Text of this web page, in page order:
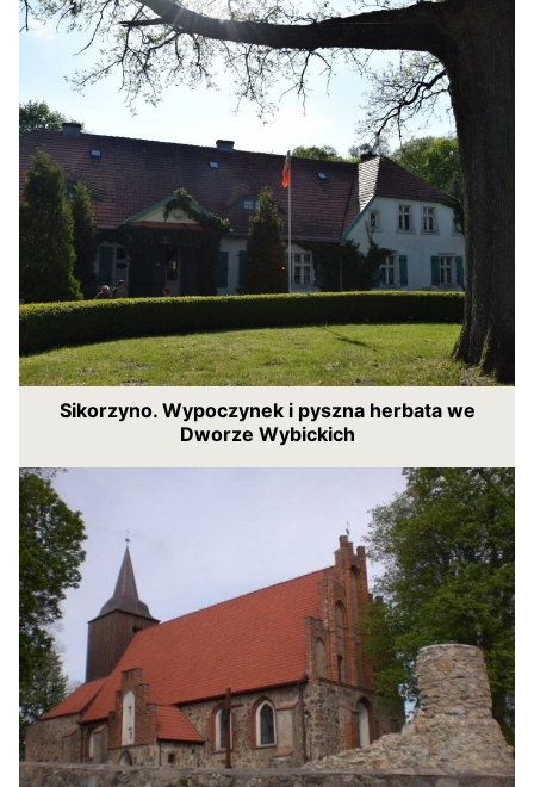
Sikorzyno. Wypoczynek i pyszna herbata we
Dworze Wybickich